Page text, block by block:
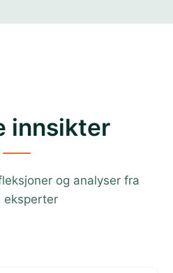
innsikter
og analyser fra
eksperter